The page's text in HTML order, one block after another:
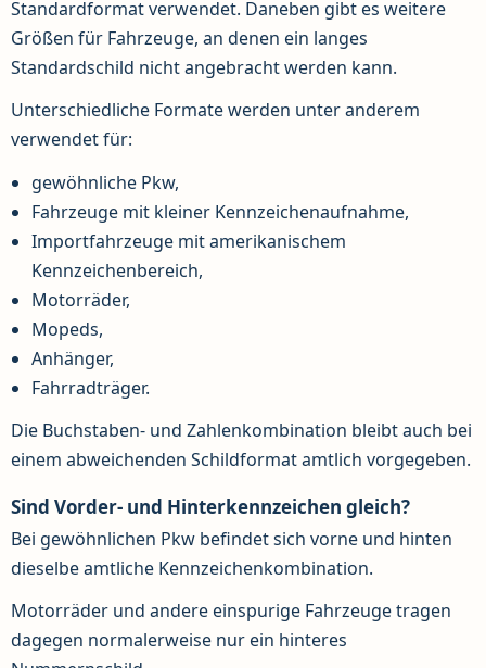
Standardformat verwendet. Daneben gibt es weitere
Größen für Fahrzeuge, an denen ein langes
Standardschild nicht angebracht werden kann.
Unterschiedliche Formate werden unter anderem
verwendet für:
gewöhnliche Pkw,
Fahrzeuge mit kleiner Kennzeichenaufnahme,
Importfahrzeuge mit amerikanischem
Kennzeichenbereich,
Motorräder,
Mopeds,
Anhänger,
Fahrradträger.
Die Buchstaben- und Zahlenkombination bleibt auch bei
einem abweichenden Schildformat amtlich vorgegeben.
Sind Vorder- und Hinterkennzeichen gleich?
Bei gewöhnlichen Pkw befindet sich vorne und hinten
dieselbe amtliche Kennzeichenkombination.
Motorräder und andere einspurige Fahrzeuge tragen
dagegen normalerweise nur ein hinteres